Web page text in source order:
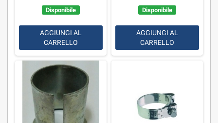
Disponibile
AGGIUNGI AL
CARRELLO
Disponibile
AGGIUNGI AL
CARRELLO